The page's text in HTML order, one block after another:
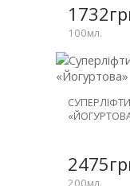
100мл.
200мл.